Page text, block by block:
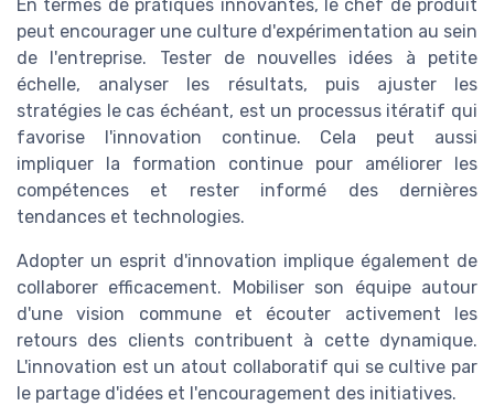
En termes de pratiques innovantes, le chef de produit
peut encourager une culture d'expérimentation au sein
de l'entreprise. Tester de nouvelles idées à petite
échelle, analyser les résultats, puis ajuster les
stratégies le cas échéant, est un processus itératif qui
favorise l'innovation continue. Cela peut aussi
impliquer la formation continue pour améliorer les
compétences et rester informé des dernières
tendances et technologies.
Adopter un esprit d'innovation implique également de
collaborer efficacement. Mobiliser son équipe autour
d'une vision commune et écouter activement les
retours des clients contribuent à cette dynamique.
L'innovation est un atout collaboratif qui se cultive par
le partage d'idées et l'encouragement des initiatives.